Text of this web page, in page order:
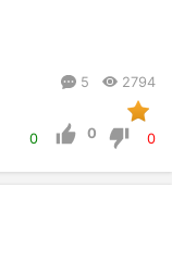
5 2794
0 0 0